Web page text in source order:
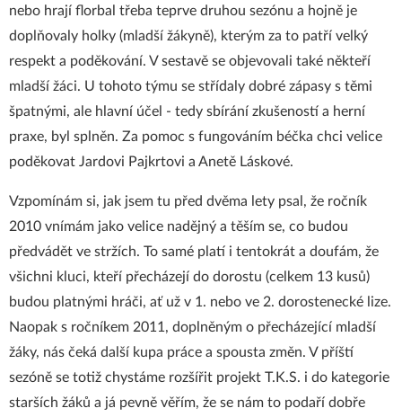
nebo hrají florbal třeba teprve druhou sezónu a hojně je
doplňovaly holky (mladší žákyně), kterým za to patří velký
respekt a poděkování. V sestavě se objevovali také někteří
mladší žáci. U tohoto týmu se střídaly dobré zápasy s těmi
špatnými, ale hlavní účel - tedy sbírání zkušeností a herní
praxe, byl splněn. Za pomoc s fungováním béčka chci velice
poděkovat Jardovi Pajkrtovi a Anetě Láskové.
Vzpomínám si, jak jsem tu před dvěma lety psal, že ročník
2010 vnímám jako velice nadějný a těším se, co budou
předvádět ve stržích. To samé platí i tentokrát a doufám, že
všichni kluci, kteří přecházejí do dorostu (celkem 13 kusů)
budou platnými hráči, ať už v 1. nebo ve 2. dorostenecké lize.
Naopak s ročníkem 2011, doplněným o přecházející mladší
žáky, nás čeká další kupa práce a spousta změn. V příští
sezóně se totiž chystáme rozšířit projekt T.K.S. i do kategorie
starších žáků a já pevně věřím, že se nám to podaří dobře